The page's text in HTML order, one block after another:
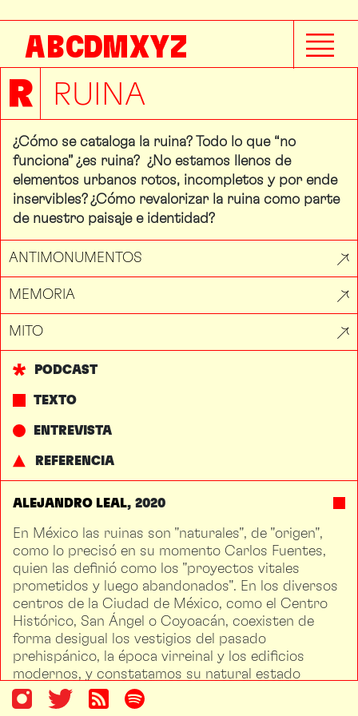
ABCDMXYZ
R RUINA
¿Cómo se cataloga la ruina? Todo lo que “no
funciona” ¿es ruina? ¿No estamos llenos de
elementos urbanos rotos, incompletos y por ende
inservibles? ¿Cómo revalorizar la ruina como parte
de nuestro paisaje e identidad?
PODCAST
TEXTO
ENTREVISTA
REFERENCIA
ANTIMONUMENTOS
MEMORIA
MITO
ALEJANDRO LEAL 2020
En México las ruinas son "naturales", de "origen",
como lo precisó en su momento Carlos Fuentes,
quien las definió como los "proyectos vitales
prometidos y luego abandonados". En los diversos
centros de la Ciudad de México, como el Centro
Histórico, San Ángel o Coyoacán, coexisten de
forma desigual los vestigios del pasado
prehispánico, la época virreinal y los edificios
modernos, y constatamos su natural estado
ruinoso. Una urbe de ruinas edificadas sobre
ruinas de origen nos hace reflexionar cómo la